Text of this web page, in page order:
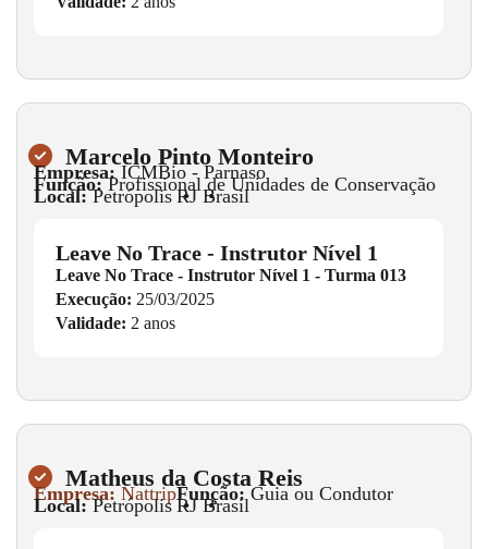
Marcelo Pinto Monteiro
Empresa: ICMBio - Parnaso
Função: Profissional de Unidades de Conservação
Local:Petrópolis•
RJ•
Brasil
Leave No Trace - Instrutor Nível 1
Leave No Trace - Instrutor Nível 1 - Turma 013
Execução: 25/03/2025
Validade: 2 anos
Matheus da Costa Reis
Empresa: NattripFunção: Guia ou Condutor
Local:Petrópolis•
RJ•
Brasil